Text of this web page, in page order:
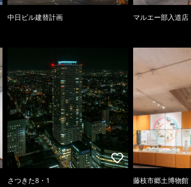
中日ビル建替計画 マルエー部入道店
さつきた8・1 藤枝市郷土博物館